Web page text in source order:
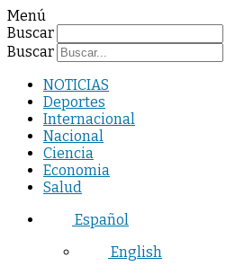
Menú
Buscar
Buscar
NOTICIAS
Deportes
Internacional
Nacional
Ciencia
Economia
Salud
Español
English